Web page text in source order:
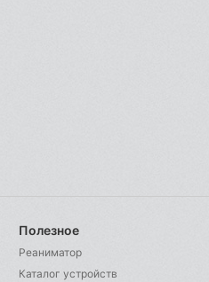
Полезное
Реаниматор
Каталог устройств